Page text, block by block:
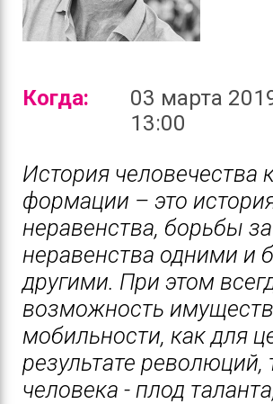
Когда:
03 марта
13:00
История человечества
формации – это
неравенства, борьбы
неравенства одними и
другими. При этом
возможность
мобильности, как для
результате революций,
человека - плод